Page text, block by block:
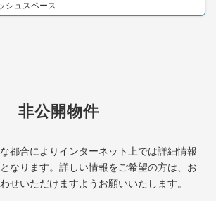
シュスペース
非公開物件
都合によりインターネット上では詳細情報
なります。 詳しい情報をご希望の方は、お
せいただけますようお願いいたします。